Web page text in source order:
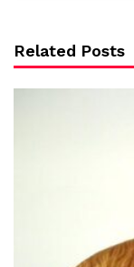
Related Posts